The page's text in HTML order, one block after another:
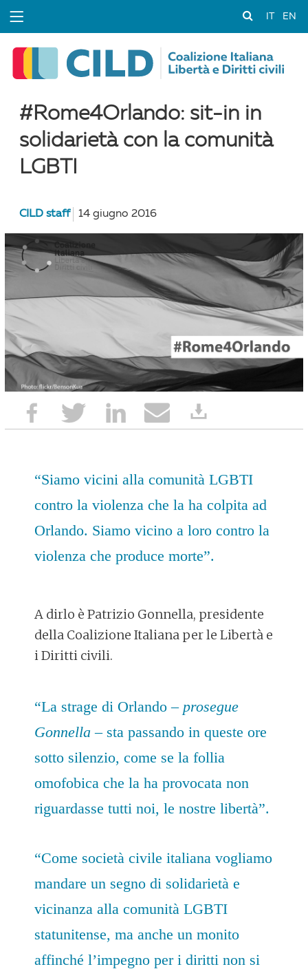
EN
#Rome4Orlando: sit-in in
solidarietà con la comunità
LGBTI
CILD staff 14 giugno 2016
“Siamo vicini alla comunità LGBTI
contro la violenza che la ha colpita ad
Orlando. Siamo vicino a loro contro la
violenza che produce morte”.
A dirlo è Patrizio Gonnella, presidente
della Coalizione Italiana per le Libertà e
i Diritti civili.
“La strage di Orlando – prosegue
Gonnella –sta passando in queste ore
sotto silenzio, come se la follia
omofobica che la ha provocata non
riguardasse tutti noi, le nostre libertà”.
“Come società civile italiana vogliamo
mandare un segno di solidarietà e
vicinanza alla comunità LGBTI
statunitense, ma anche un monito
affinché l’impegno per i diritti non si